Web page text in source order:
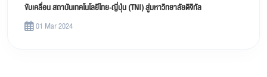
ขับเคลื่อน สถาบันเทคโนโลยีไทย-ญี่ปุ่น (TNI) สู่มหาวิทยาลัยดิจิทัล
01 Mar 2024